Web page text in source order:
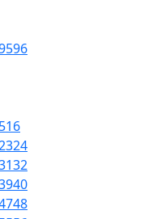
96
16
24
32
40
48